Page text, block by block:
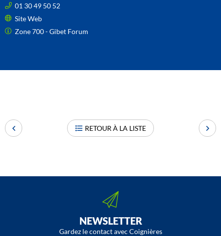
01 30 49 50 52
Site Web
Zone 700 - Gibet Forum
RETOUR À LA LISTE
NEWSLETTER
Gardez le contact avec Coignières